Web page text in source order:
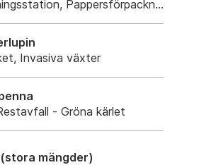
Pappersförpackningar.
Invasiva växter
- Gröna kärlet
mängder)